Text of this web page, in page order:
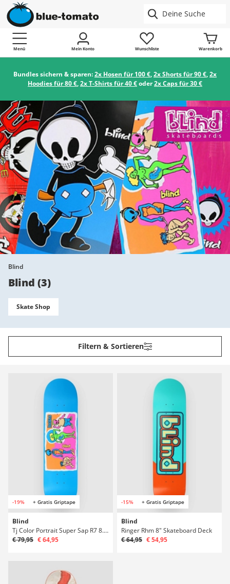
Menü Mein Konto Wunschliste Warenkorb
Bundles sichern & sparen:2x Hosen für 100 €,2x Shorts für 90 €,2x
Hoodies für 80 €,2x T-Shirts für 40 €oder2x Caps für 30 €
Blind
Blind (3)
Skate Shop
Filtern & Sortieren
-19% + Gratis Griptape
Blind
Tj Color Portrait Super Sap R7 8.25" Skateboard Deck
€ 79,95 € 64,95
-15% + Gratis Griptape
Blind
Ringer Rhm 8" Skateboard Deck
€ 64,95 € 54,95